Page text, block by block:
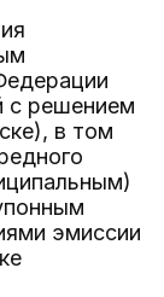
с решением
в том
эмиссии